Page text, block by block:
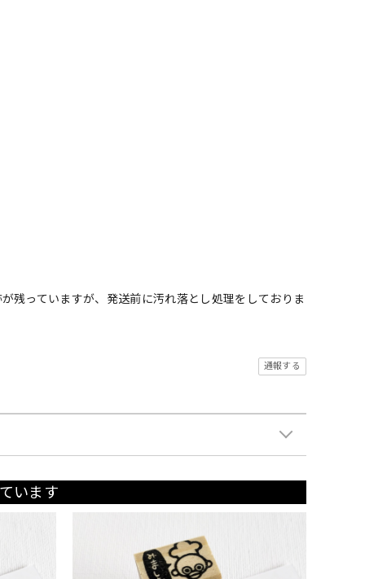
残っていますが、発送前に汚れ落とし処理をしておりま
通報する
います